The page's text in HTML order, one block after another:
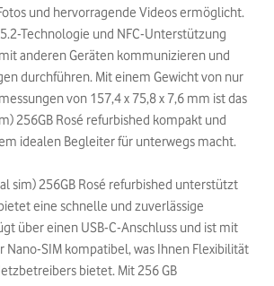
und hervorragende Videos ermöglicht.
Technologie und NFC-Unterstützung
anderen Geräten kommunizieren und
durchführen. Mit einem Gewicht von nur
von 157,4 x 75,8 x 7,6 mm ist das
256GB Rosé refurbished kompakt und
idealen Begleiter für unterwegs macht.
sim) 256GB Rosé refurbished unterstützt
eine schnelle und zuverlässige
über einen USB-C-Anschluss und ist mit
Nano-SIM kompatibel, was Ihnen Flexibilität
bietet. Mit 256 GB